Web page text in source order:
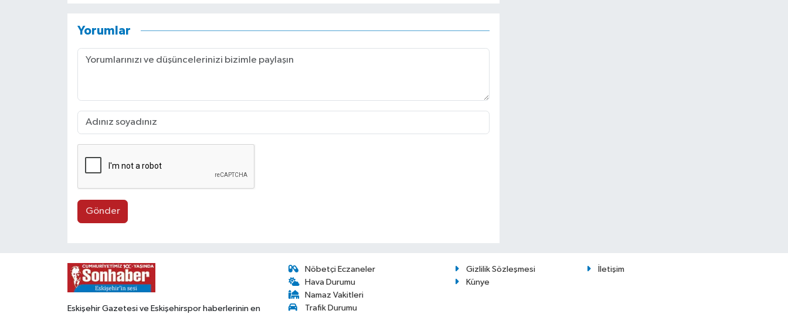
Yorumlar
Gönder
Eskişehir Gazetesi ve Eskişehirspor haberlerinin en
Nöbetçi Eczaneler
Hava Durumu
Namaz Vakitleri
Trafik Durumu
Gizlilik Sözleşmesi
İletişim
Künye